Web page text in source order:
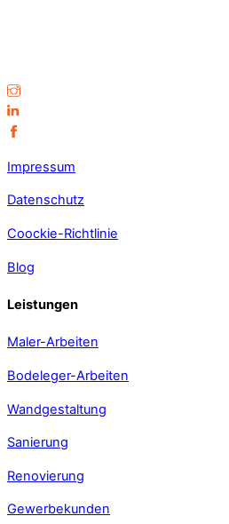
Impressum
Datenschutz
Coockie-Richtlinie
Blog
Leistungen
Maler-Arbeiten
Bodeleger-Arbeiten
Wandgestaltung
Sanierung
Renovierung
Gewerbekunden